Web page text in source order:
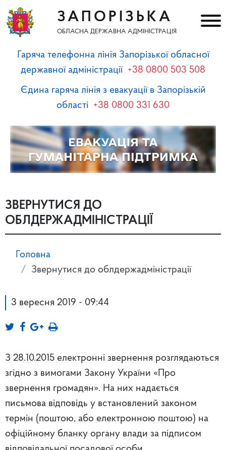
ЗАПОРІЗЬКА
ОБЛАСНА ДЕРЖАВНА АДМІНІСТРАЦІЯ
Гаряча телефонна лінія Запорізької обласної
державної адміністрації +38 0800 503 508
Єдина гаряча лінія з евакуації в Запорізькій
області +38 0800 331 630
ЗВЕРНУТИСЯ ДО
ОБЛДЕРЖАДМІНІСТРАЦІЇ
Головна
Звернутися до облдержадміністрації
3 вересня 2019 - 09:44
З 28.10.2015 електронні звернення розглядаються
згідно з вимогами Закону України «Про
звернення громадян». На них надається
письмова відповідь у встановлений законом
термін (поштою, або електронною поштою) на
офіційному бланку органу влади за підписом